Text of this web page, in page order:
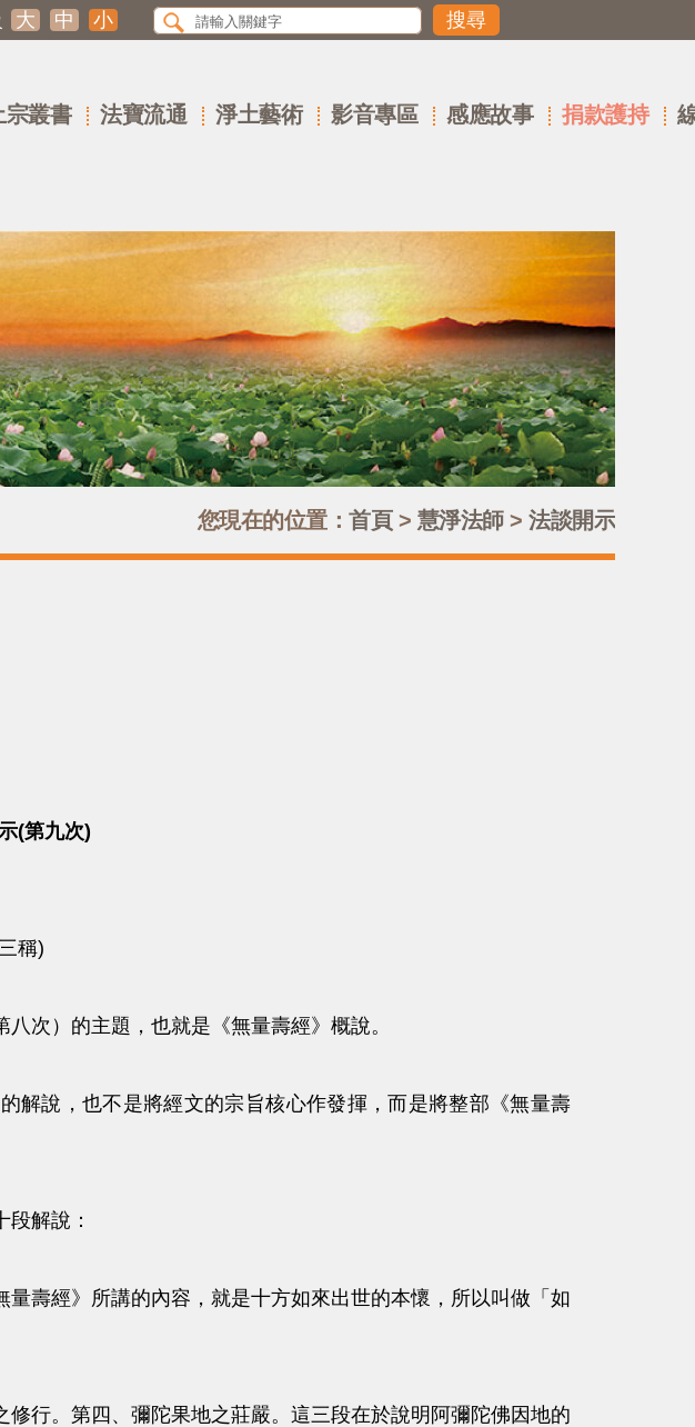
大 中 小
宗叢書 法寶流通 淨土藝術 影音專區 感應故事 捐款護持
您現在的位置： 首頁> 慧淨法師> 法談開示
(第九次)
稱)
）的主題，也就是《無量壽經》概說。
說，也不是將經文的宗旨核心作發揮，而是將整部《無量壽
解說：
壽經》所講的內容，就是十方如來出世的本懷，所以叫做「如
行。第四、彌陀果地之莊嚴。這三段在於說明阿彌陀佛因地的